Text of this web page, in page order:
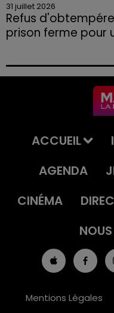
31 juillet 2026
Refus
prison ferme pour
permis et la
ACCUEIL
AGENDA
CINÉMA
Mentions Légales